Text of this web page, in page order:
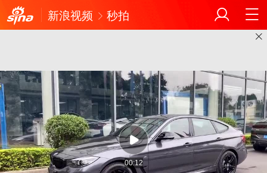
新浪视频 秒拍
00:12